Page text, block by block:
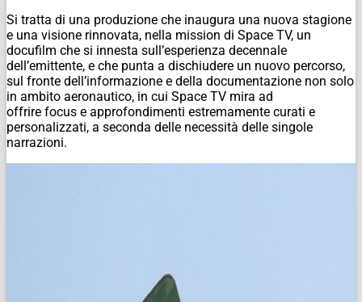
Si tratta di una produzione che inaugura una nuova stagione
e una visione rinnovata, nella mission di Space TV, un
docufilm che si innesta sull’esperienza decennale
dell’emittente, e che punta a dischiudere un nuovo percorso,
sul fronte dell’informazione e della documentazione non solo
in ambito aeronautico, in cui Space TV mira ad
offrire focus e approfondimenti estremamente curati e
personalizzati, a seconda delle necessità delle singole
narrazioni.